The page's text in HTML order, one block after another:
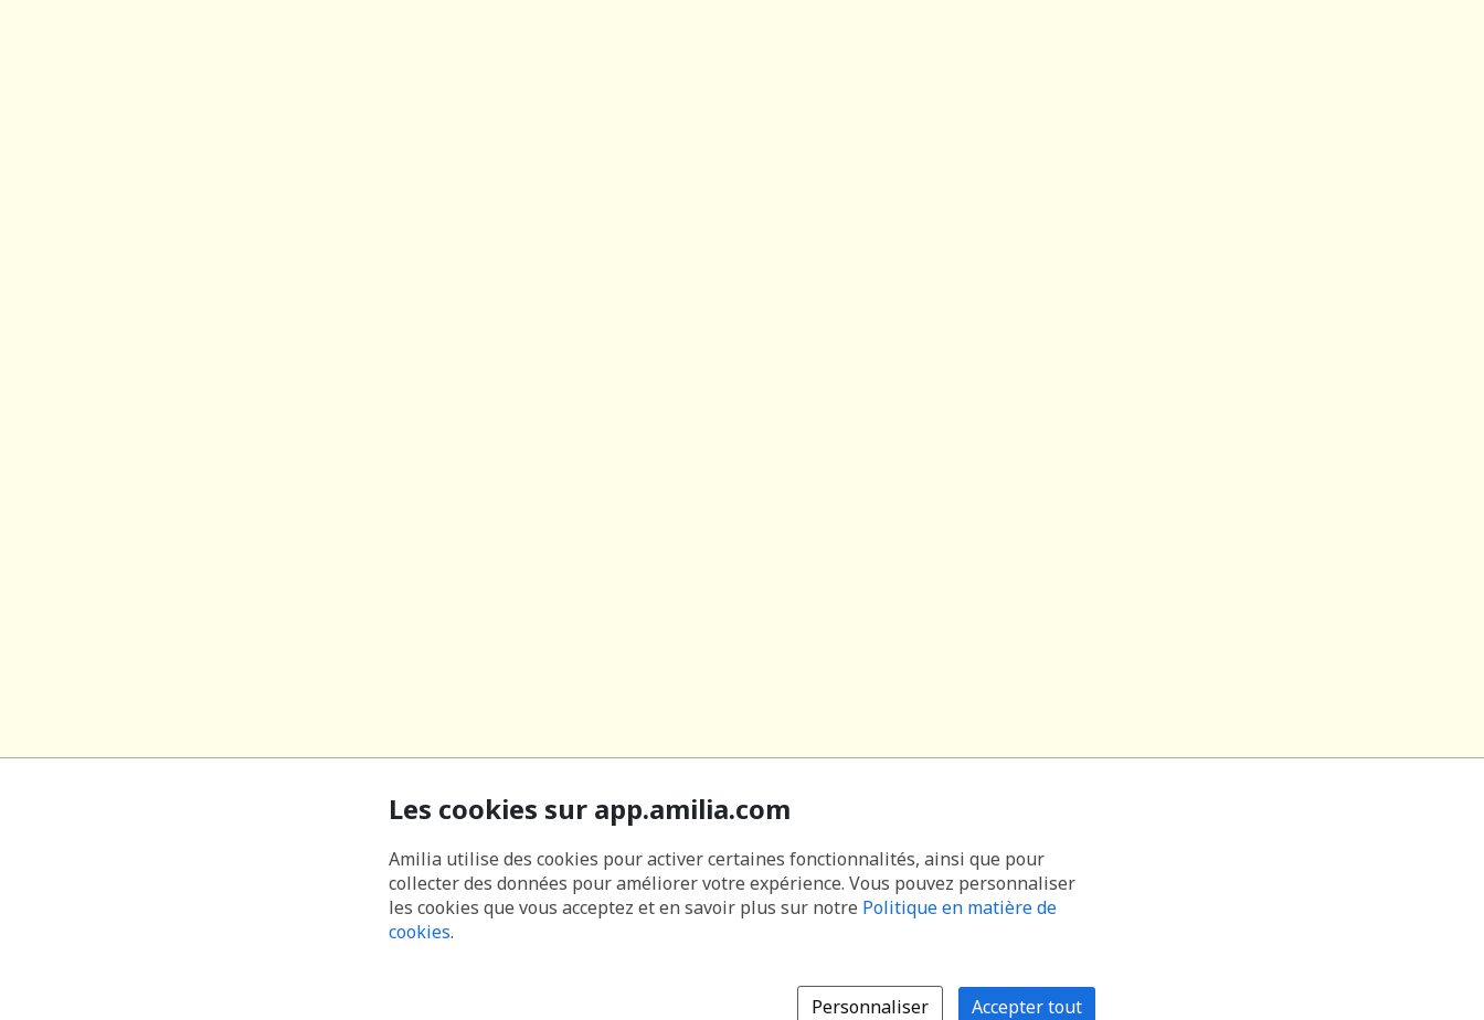
Les cookies sur app.amilia.com
Amilia utilise des cookies pour activer certaines fonctionnalités, ainsi que pour
collecter des données pour améliorer votre expérience. Vous pouvez personnaliser
les cookies que vous acceptez et en savoir plus sur notre Politique en matière de
cookies.
Personnaliser Accepter tout